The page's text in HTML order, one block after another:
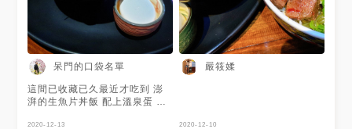
呆門的口袋名單
這間已收藏已久最近才吃到 澎
湃的生魚片丼飯 配上溫泉蛋 味
2020-12-13
嚴筱媃
2020-12-10